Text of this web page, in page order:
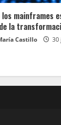
los mainframes
la
Castillo 30